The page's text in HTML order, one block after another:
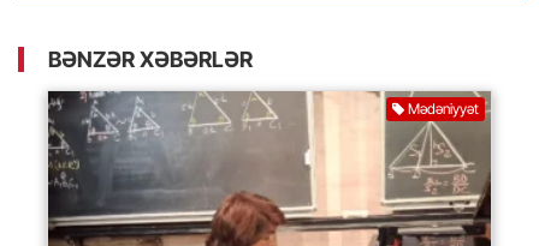
BƏNZƏR XƏBƏRLƏR
Mədəniyyət